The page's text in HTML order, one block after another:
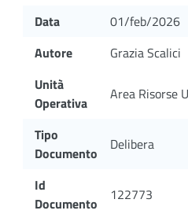
Data
01/feb/2026
Autore
Grazia Scalici
Unità
Operativa
Area Risorse
Tipo
Documento
Delibera
Id
Documento
122773